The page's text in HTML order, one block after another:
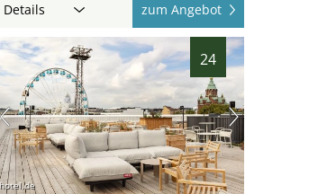
Details zum Angebot
24